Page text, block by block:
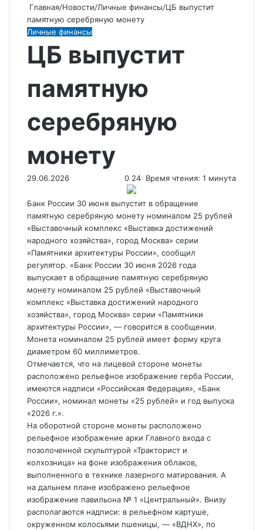
Главная/Новости/Личные финансы/ЦБ выпустит
памятную серебряную монету
Личные финансы
ЦБ выпустит
памятную
серебряную
монету
29.06.2026 0 24 Время чтения: 1 минута
Банк России 30 июня выпустит в обращение
памятную серебряную монету номиналом 25 рублей
«Выставочный комплекс «Выставка достижений
народного хозяйства», город Москва» серии
«Памятники архитектуры России», сообщил
регулятор. «Банк России 30 июня 2026 года
выпускает в обращение памятную серебряную
монету номиналом 25 рублей «Выставочный
комплекс «Выставка достижений народного
хозяйства», город Москва» серии «Памятники
архитектуры России», — говорится в сообщении.
Монета номиналом 25 рублей имеет форму круга
диаметром 60 миллиметров.
Отмечается, что на лицевой стороне монеты
расположено рельефное изображение герба России,
имеются надписи «Российская Федерация», «Банк
России», номинал монеты «25 рублей» и год выпуска
«2026 г.».
На оборотной стороне монеты расположено
рельефное изображение арки Главного входа с
позолоченной скульптурой «Тракторист и
колхозница» на фоне изображения облаков,
выполненного в технике лазерного матирования. А
на дальнем плане изображено рельефное
изображение павильона № 1 «Центральный». Внизу
располагаются надписи: в рельефном картуше,
окруженном колосьями пшеницы, — «ВДНХ», по